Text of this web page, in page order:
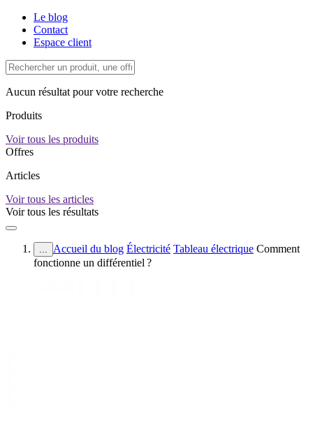
Le blog
Contact
Espace client
Aucun résultat pour votre recherche
Produits
Voir tous les produits
Offres
Articles
Voir tous les articles
Voir tous les résultats
... Accueil du blog Électricité Tableau électrique Comment
fonctionne un différentiel ?